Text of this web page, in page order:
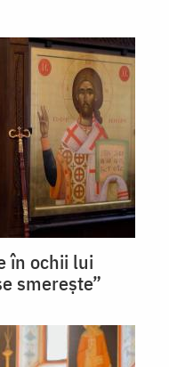
în ochii lui
smerește”